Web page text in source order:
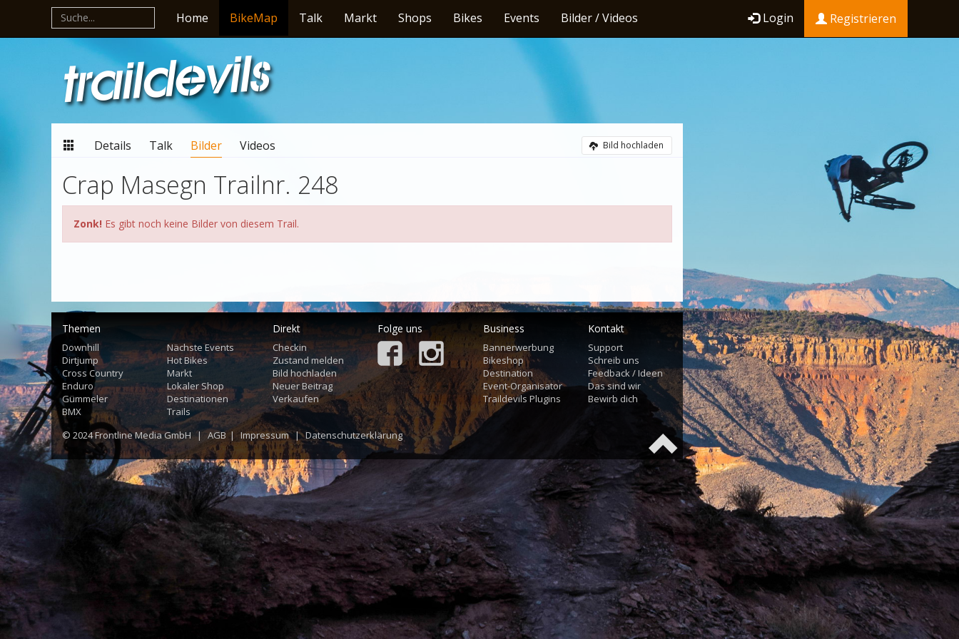
Home BikeMap Talk Markt Shops Bikes Events Bilder / Videos Login Registrieren
Details Talk Bilder Videos Bild hochladen
Crap Masegn Trailnr. 248
Zonk! Es gibt noch keine Bilder von diesem Trail.
Themen
Downhill
Dirtjump
Cross Country
Enduro
Gümmeler
BMX
Nächste Events
Hot Bikes
Markt
Lokaler Shop
Destinationen
Trails
Direkt
Checkin
Zustand melden
Bild hochladen
Neuer Beitrag
Verkaufen
Folge uns Business
Bannerwerbung
Bikeshop
Destination
Event-Organisator
Traildevils Plugins
Kontakt
Support
Schreib uns
Feedback / Ideen
Das sind wir
Bewirb dich
© 2024Frontline Media GmbH | AGB | Impressum | Datenschutzerklärung